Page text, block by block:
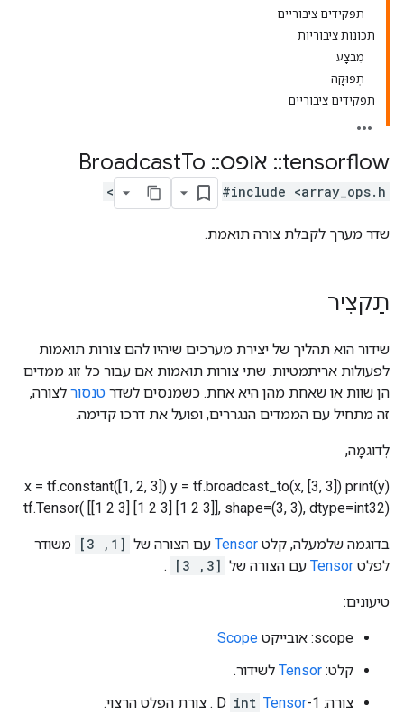
תפקידים ציבוריים
תכונות ציבוריות
מִבצָע
תְפוּקָה
תפקידים ציבוריים
tensorflow
:: אופס::
To
#include <array_ops.h>
שדר מערך לקבלת צורה תואמת.
תַקצִיר
שידור הוא תהליך של יצירת מערכים שיהיו להם צורות תואמות
לפעולות אריתמטיות. שתי צורות תואמות אם עבור כל זוג ממדים
הן שוות או שאחת מהן היא אחת. כשמנסים לשדר טנסור לצורה,
זה מתחיל עם הממדים הנגררים, ופועל את דרכו קדימה.
לְדוּגמָה,
x = tf.constant([1, 2, 3]) y = tf.broadcast_to(x, [3, 3]) print(y)
tf.Tensor( [[1 2 3] [1 2 3] [1 2 3]], shape=(3, 3), dtype=int32)
בדוגמה שלמעלה, קלט Tensor עם הצורה של [1, 3]
משודר
לפלט Tensor עם הצורה של [3, 3]
.
טיעונים:
scope: אובייקט
Scope
קלט: Tensor לשידור.
צורה: 1-D
int Tensor . צורת הפלט הרצוי.